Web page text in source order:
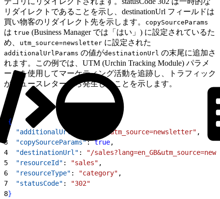
リダイレクトであることを示し、destinationUrl フィールドは
買い物客のリダイレクト先を示します。
copySourceParams
は true (Business Manager では「はい」) に設定されているた
め、
utm_source=newsletter に設定された
additionalUrlParams の値がdestinationUrl の末尾に追加さ
れます。この例では、UTM (Urchin Tracking Module) パラメ
ータを使用してマーケティング活動を追跡し、トラフィック
がニュースレターから発生したことを示します。
{
  "additionalUrlParams"
"utm_source=newsletter" ,
3
  "copySourceParams"
: true,
4
  "destinationUrl"
:
"/
5
  "resourceId"
: "sales" ,
6
  "resourceType"
: "category" ,
7
  "statusCode"
:
"302"
8}